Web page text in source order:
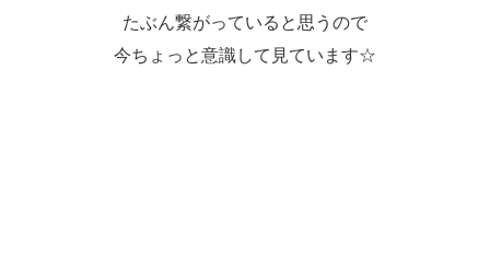
たぶん繋がっていると思うので
今ちょっと意識して見ています☆